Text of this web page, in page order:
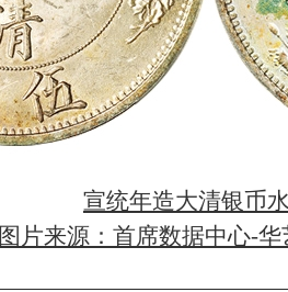
宣统年造大清银币
图片来源：首席数据中心-